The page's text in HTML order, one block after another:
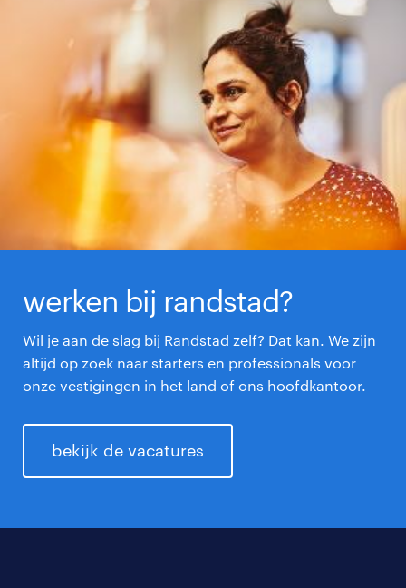
werken bij randstad?
Wil je aan de slag bij Randstad zelf? Dat kan. We zijn
altijd op zoek naar starters en professionals voor
onze vestigingen in het land of ons hoofdkantoor.
bekijk de vacatures